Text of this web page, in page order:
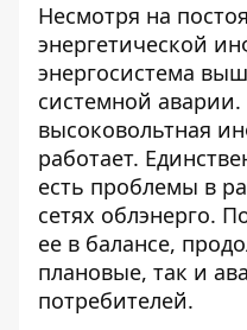
Несмотря на
энергетической
энергосистема
системной аварии.
высоковольтная
работает.
есть проблемы в
сетях облэнерго.
ее в балансе,
плановые, так и
потребителей.